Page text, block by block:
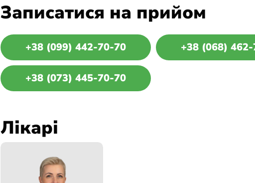
Записатися на прийом
+38 (099) 442-70-70 +38 (068)
+38 (073) 445-70-70
Лікарі